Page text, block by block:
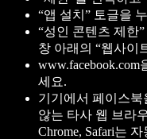
“앱 설치” 토글을
“성인 콘텐츠 제한
창 아래의 “웹사이
세요.
기기에서 페이스북
않는 타사 웹 브라
Chrome, Safari는